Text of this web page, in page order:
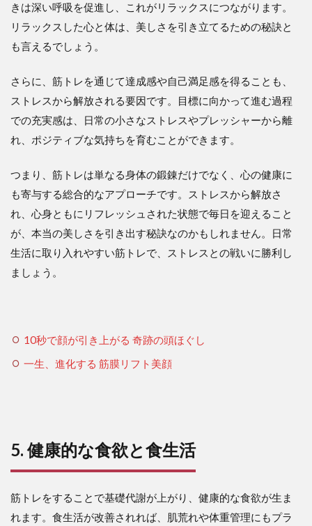
きは深い呼吸を促進し、これがリラックスにつながります。
リラックスした心と体は、美しさを引き立てるための秘訣と
も言えるでしょう。
さらに、筋トレを通じて達成感や自己満足感を得ることも、
ストレスから解放される要因です。目標に向かって進む過程
での充実感は、日常の小さなストレスやプレッシャーから離
れ、ポジティブな気持ちを育むことができます。
つまり、筋トレは単なる身体の鍛錬だけでなく、心の健康に
も寄与する総合的なアプローチです。ストレスから解放さ
れ、心身ともにリフレッシュされた状態で毎日を迎えること
が、本当の美しさを引き出す秘訣なのかもしれません。日常
生活に取り入れやすい筋トレで、ストレスとの戦いに勝利し
ましょう。
10秒で顔が引き上がる 奇跡の頭ほぐし
一生、進化する 筋膜リフト美顔
5. 健康的な食欲と食生活
筋トレをすることで基礎代謝が上がり、健康的な食欲が生ま
れます。食生活が改善されれば、肌荒れや体重管理にもプラ